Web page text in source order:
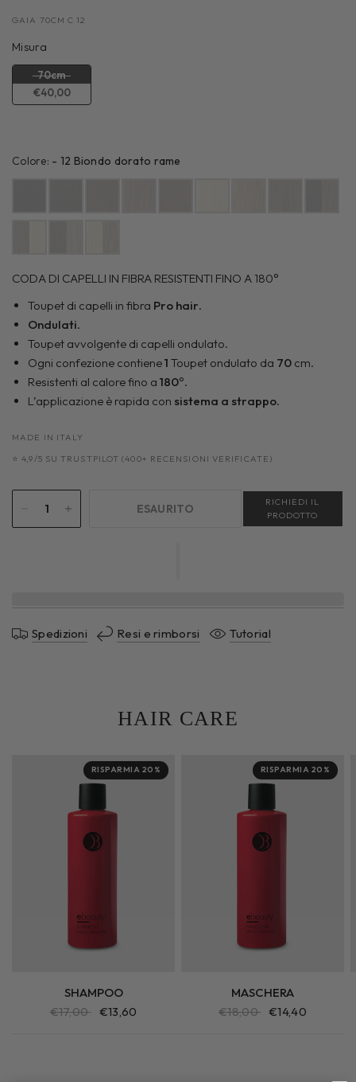
GAIA 70CM C 12
Misura
70cm
€40,00
Colore: - 12 Biondo dorato rame
CODA DI CAPELLI IN FIBRA RESISTENTI FINO A 180°
Toupet di capelli in fibra Pro hair.
Ondulati.
Toupet avvolgente di capelli ondulato.
Ogni confezione contiene1 Toupet ondulato da 70 cm.
Resistenti al calore fino a 180°.
L’applicazione è rapida con sistema a strappo.
MADE IN ITALY
⭐ 4,9/5 SU TRUSTPILOT (400+ RECENSIONI VERIFICATE)
ESAURITO
RICHIEDI IL
PRODOTTO
Spedizioni Resi e rimborsi Tutorial
HAIR CARE
RISPARMIA 20%
SHAMPOO
€17,00 €13,60
RISPARMIA 20%
MASCHERA
€18,00 €14,40